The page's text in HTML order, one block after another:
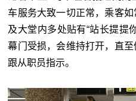
车服务大致一切正常，乘客如
及大堂内多处贴有“站长提提
幕门受损，会维持打开，直
跟从职员指示。